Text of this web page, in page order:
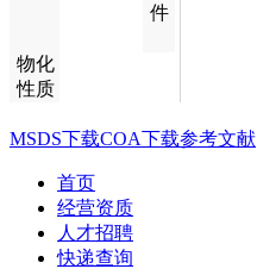
件
物化
性质
MSDS下载COA下载参考文献
首页
经营资质
人才招聘
快递查询